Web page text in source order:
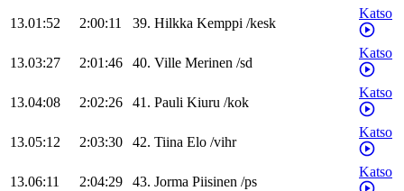
13.01:52 2:00:11 39. Hilkka Kemppi /kesk
Katso
13.03:27 2:01:46 40. Ville Merinen /sd
Katso
13.04:08 2:02:26 41. Pauli Kiuru /kok
Katso
13.05:12 2:03:30 42. Tiina Elo /vihr
Katso
13.06:11 2:04:29 43. Jorma Piisinen /ps
Katso